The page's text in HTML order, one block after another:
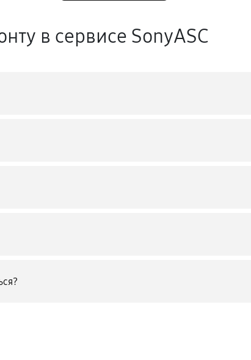
в сервисе SonyASC